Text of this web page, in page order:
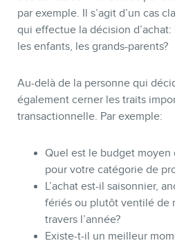
par exemple. Il s’agit d’un cas
qui effectue la décision
les enfants, les grands-parents?
Au-delà de la personne qui
également cerner les traits
transactionnelle. Par exemple:
Quel est le budget
pour votre catégorie de
L’achat est-il saisonnier,
fériés ou plutôt ventilé de
travers l’année?
Existe-t-il un meilleur